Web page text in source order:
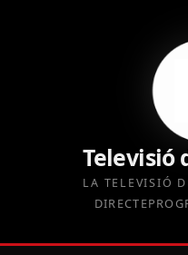
Televisió
LA TELEVISIÓ
DIRECTE